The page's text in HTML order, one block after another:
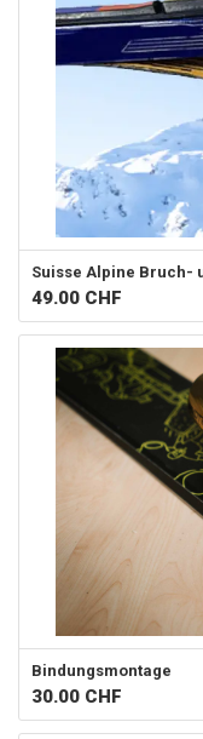
Suisse Alpine Bruch-
49.00 CHF
Bindungsmontage
30.00 CHF